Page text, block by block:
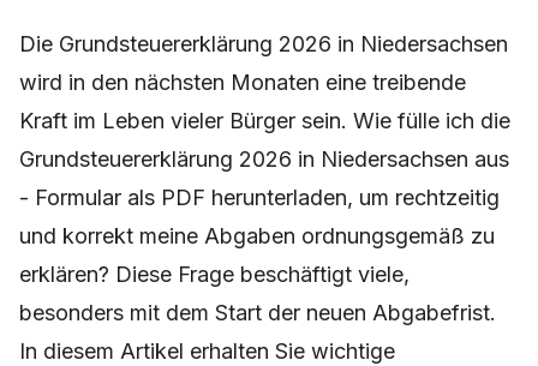
Die Grundsteuererklärung 2026 in Niedersachsen
wird in den nächsten Monaten eine treibende
Kraft im Leben vieler Bürger sein. Wie fülle ich die
Grundsteuererklärung 2026 in Niedersachsen aus
- Formular als PDF herunterladen, um rechtzeitig
und korrekt meine Abgaben ordnungsgemäß zu
erklären? Diese Frage beschäftigt viele,
besonders mit dem Start der neuen Abgabefrist.
In diesem Artikel erhalten Sie wichtige